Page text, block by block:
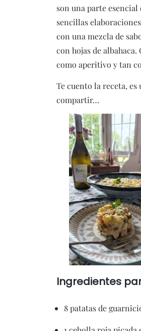
son una parte
sencillas
con una mezcla de
con hojas de
como aperitivo y tan
Te cuento la receta,
compartir…
Ingredientes
8 patatas de